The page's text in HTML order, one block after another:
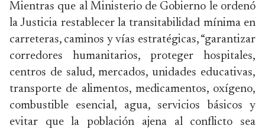
Mientras que al Ministerio de Gobierno le ordenó
la Justicia restablecer la transitabilidad mínima en
carreteras, caminos y vías estratégicas, “garantizar
corredores humanitarios, proteger hospitales,
centros de salud, mercados, unidades educativas,
transporte de alimentos, medicamentos, oxígeno,
combustible esencial, agua, servicios básicos y
evitar que la población ajena al conflicto sea